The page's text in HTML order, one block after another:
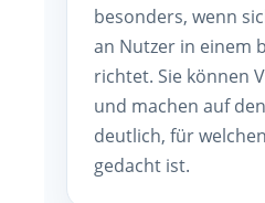
besonders, wenn
an Nutzer in einem
richtet. Sie können
und machen auf
deutlich, für
gedacht ist.